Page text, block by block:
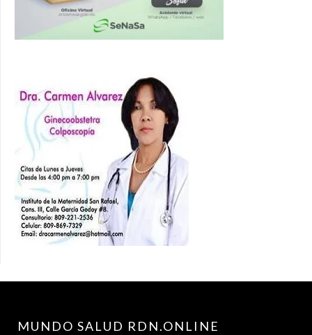
MUNDO SALUD RDN.ONLINE